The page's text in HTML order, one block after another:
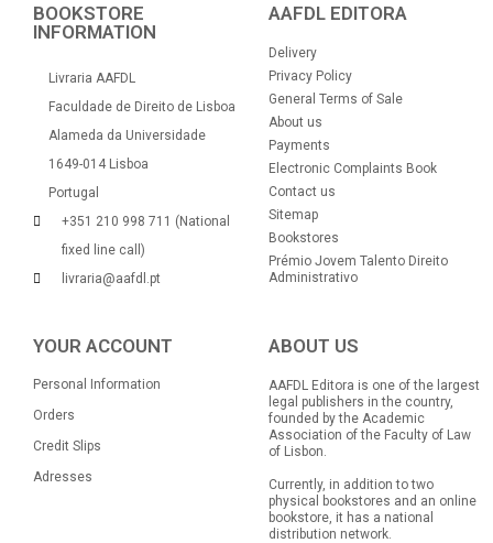
BOOKSTORE
INFORMATION
Livraria AAFDL
Faculdade de Direito de Lisboa
Alameda da Universidade
1649-014 Lisboa
Portugal
+351 210 998 711 (National
fixed line call)
livraria@aafdl.pt
AAFDL EDITORA
Delivery
Privacy Policy
General Terms of Sale
About us
Payments
Electronic Complaints Book
Contact us
Sitemap
Bookstores
Prémio Jovem Talento Direito
Administrativo
YOUR ACCOUNT
Personal Information
Orders
Credit Slips
Adresses
ABOUT US
AAFDL Editora is one of the largest
legal publishers in the country,
founded by the Academic
Association of the Faculty of Law
of Lisbon.
Currently, in addition to two
physical bookstores and an online
bookstore, it has a national
distribution network.